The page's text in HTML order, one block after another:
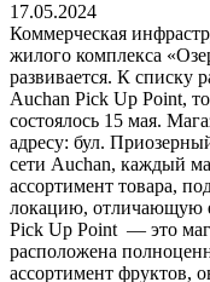
17.05.2024
Коммерческая
жилого комплекса
развивается. К списку
Auchan Pick Up Point,
состоялось 15 мая.
адресу: бул.
сети Auchan, каждый
ассортимент товара,
локацию, отличающую
Pick Up Point — это
расположена
ассортимент фруктов,